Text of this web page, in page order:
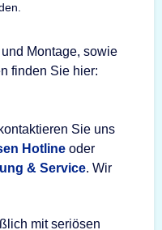
Montage, sowie
finden Sie hier:
Sie uns
Hotline oder
& Service. Wir
mit seriösen